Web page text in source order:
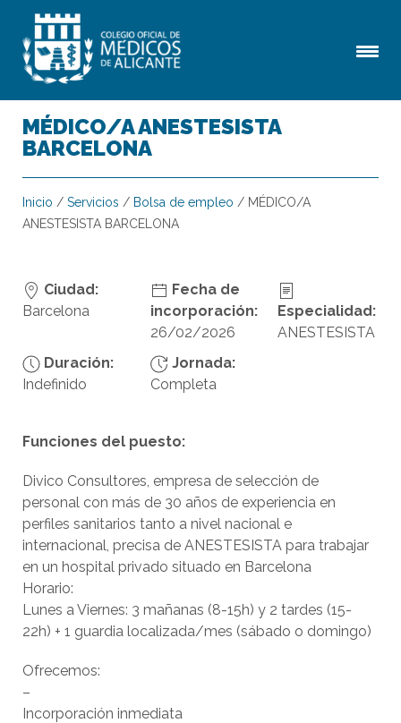
MÉDICO/A ANESTESISTA
BARCELONA
Inicio / Servicios / Bolsa de empleo / MÉDICO/A
ANESTESISTA BARCELONA
Ciudad:
Barcelona
Fecha de
incorporación:
26/02/2026
Especialidad:
ANESTESISTA
Duración:
Indefinido
Jornada:
Completa
Funciones del puesto:
Divico Consultores, empresa de selección de
personal con más de 30 años de experiencia en
perfiles sanitarios tanto a nivel nacional e
internacional, precisa de ANESTESISTA para trabajar
en un hospital privado situado en Barcelona
Horario:
Lunes a Viernes: 3 mañanas (8-15h) y 2 tardes (15-
22h) + 1 guardia localizada/mes (sábado o domingo)
Ofrecemos:
–
Incorporación inmediata